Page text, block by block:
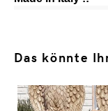
Das könnte